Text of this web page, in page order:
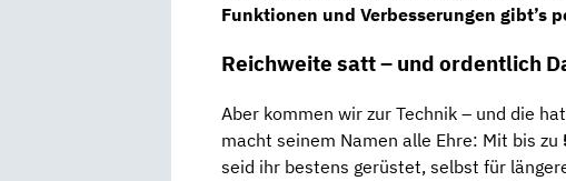
Funktionen und Verbesserungen gibt’s
Reichweite satt – und ordentlich
Aber kommen wir zur Technik – und die
macht seinem Namen alle Ehre: Mit bis zu
seid ihr bestens gerüstet, selbst für